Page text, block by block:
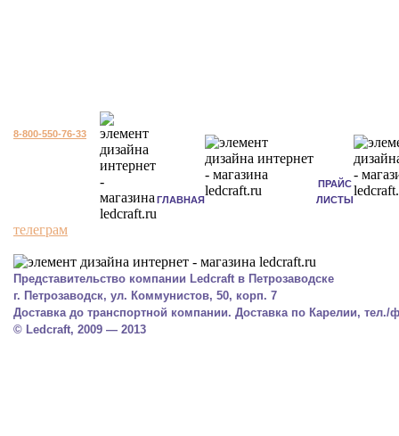
8-800-550-76-33
ГЛАВНАЯ
ПРАЙС
ЛИСТЫ
телеграм
Представительство компании Ledcraft в Петрозаводске
г. Петрозаводск, ул. Коммунистов, 50, корп. 7
Доставка до транспортной компании. Доставка по Карелии, тел./
© Ledcraft, 2009 — 2013